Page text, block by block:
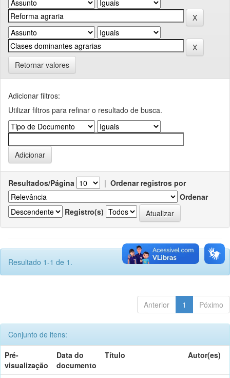
Retornar valores
Adicionar filtros:
Utilizar filtros para refinar o resultado de busca.
Resultados/Página | Ordenar registros por
Ordenar
Registro(s)
Resultado 1-1 de 1.
Anterior 1 Póximo
Conjunto de itens:
Pré-
visualização
Data do
documento
Título Autor(es)